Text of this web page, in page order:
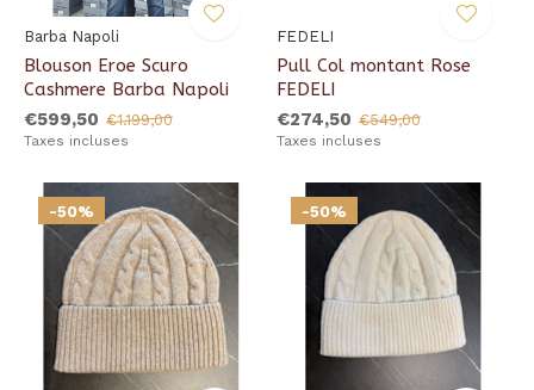
Barba Napoli
Blouson Eroe Scuro
Cashmere Barba Napoli
€599,50 €1.199,00
Taxes incluses
FEDELI
Pull Col montant Rose
FEDELI
€274,50 €549,00
Taxes incluses
-50% -50%